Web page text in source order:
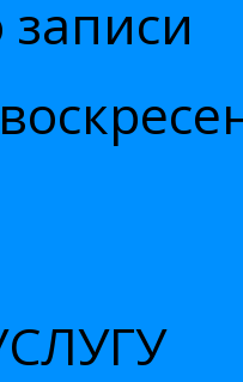
записи